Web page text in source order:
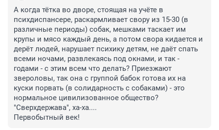
А когда тётка во дворе, стоящая на учёте в
психдиспансере, раскармливает свору из 15-30 (в
различные периоды) собак, мешками таскает им
крупы и мясо каждый день, а потом свора кидается и
дерёт людей, нарушает психику детям, не даёт спать
всеми ночами, развлекаясь под окнами, и так -
годами - с этим всем что делать? Приезжают
звероловы, так она с группой бабок готова их на
куски порвать (в солидарность с собаками) - это
нормальное цивилизованное общество?
"Сверхдержава", ха-ха....
Первобытный век!